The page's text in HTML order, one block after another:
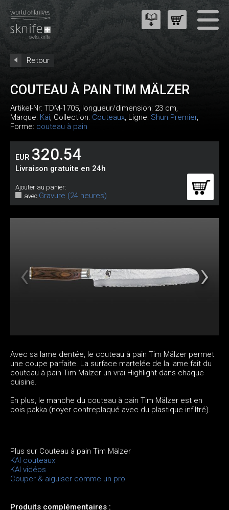
Retour
COUTEAU À PAIN TIM MÄLZER
Artikel-Nr: TDM-1705, longueur/dimension: 23 cm,
Marque: Kai, Collection: Couteaux, Ligne: Shun Premier,
Forme: couteau à pain
EUR 320.54
Livraison gratuite en 24h
Ajouter au panier:
avec Gravure (24 heures)
Avec sa lame dentée, le couteau à pain Tim Mälzer permet
une coupe parfaite. La surface martelée de la lame fait du
couteau à pain Tim Mälzer un vrai Highlight dans chaque
cuisine.
En plus, le manche du couteau à pain Tim Mälzer est en
bois pakka (noyer contreplaqué avec du plastique infiltré).
Plus sur Couteau à pain Tim Mälzer
KAI couteaux
KAI vidéos
Couper & aiguiser comme un pro
Produits complémentaires :